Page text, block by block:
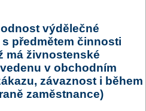
výdělečné
předmětem činnosti
má živnostenské
v obchodním
závaznost i během
zaměstnance)